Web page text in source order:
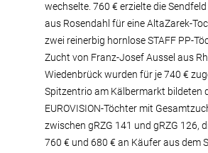
wechselte. 760 € erzielte die
aus Rosendahl für eine AltaZarek-
zwei reinerbig hornlose STAFF PP-
Zucht von Franz-Josef Aussel aus
Wiedenbrück wurden für je 740 €
Spitzentrio am Kälbermarkt bildeten
EUROVISION-Töchter mit
zwischen gRZG 141 und gRZG 126,
760 € und 680 € an Käufer aus dem